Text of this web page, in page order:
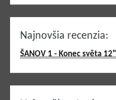
Najnovšia recenzia:
ŠANOV 1 - Konec světa 12"